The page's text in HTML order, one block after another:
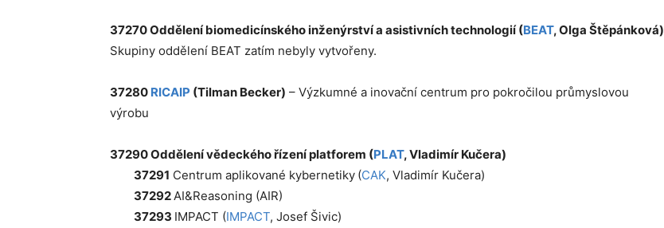
37270 Oddělení biomedicínského inženýrství a asistivních technologií (BEAT, Olga Štěpánková)
Skupiny oddělení BEAT zatím nebyly vytvořeny.
37280 RICAIP (Tilman Becker) – Výzkumné a inovační centrum pro pokročilou průmyslovou
výrobu
37290 Oddělení vědeckého řízení platforem (PLAT, Vladimír Kučera)
37291 Centrum aplikované kybernetiky (CAK, Vladimír Kučera)
37292AI&Reasoning (AIR)
37293 IMPACT (IMPACT, Josef Šivic)